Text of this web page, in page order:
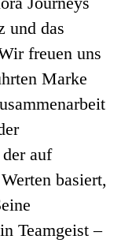
und das
freuen uns
Marke
auf
basiert,
Teamgeist –